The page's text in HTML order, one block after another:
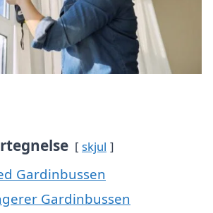
skjul
Gardinbussen
Gardinbussen